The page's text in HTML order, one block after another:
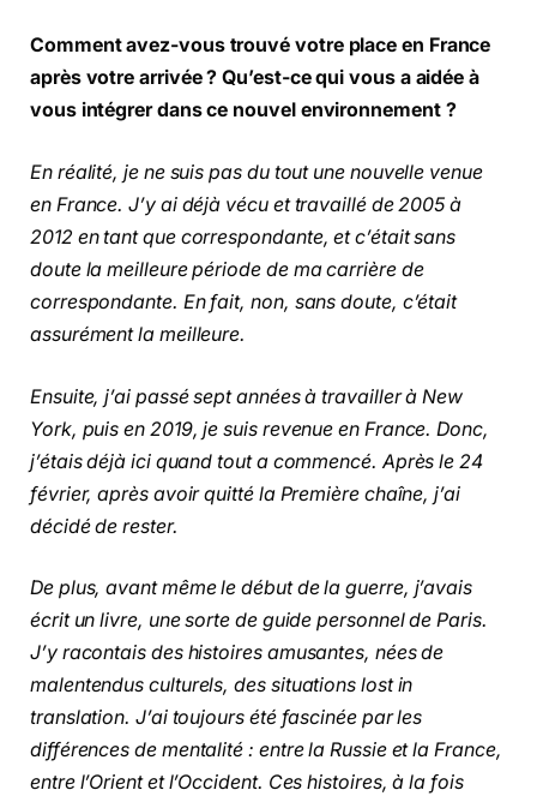
Comment avez-vous trouvé votre place en France
après votre arrivée ? Qu’est-ce qui vous a aidée à
vous intégrer dans ce nouvel environnement ?
En réalité, je ne suis pas du tout une nouvelle venue
en France. J’y ai déjà vécu et travaillé de 2005 à
2012 en tant que correspondante, et c’était sans
doute la meilleure période de ma carrière de
correspondante. En fait, non, sans doute, c’était
assurément la meilleure.
Ensuite, j’ai passé sept années à travailler à New
York, puis en 2019, je suis revenue en France. Donc,
j’étais déjà ici quand tout a commencé. Après le 24
février, après avoir quitté la Première chaîne, j’ai
décidé de rester.
De plus, avant même le début de la guerre, j’avais
écrit un livre, une sorte de guide personnel de Paris.
J’y racontais des histoires amusantes, nées de
malentendus culturels, des situations lost in
translation. J’ai toujours été fascinée par les
différences de mentalité : entre la Russie et la France,
entre l’Orient et l’Occident. Ces histoires, à la fois